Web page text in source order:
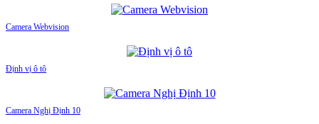
Camera Webvision
Định vị ô tô
Camera Nghị Định 10